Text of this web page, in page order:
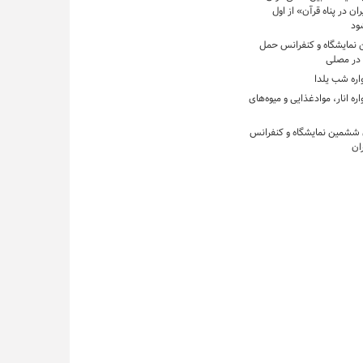
در پناه قرآن» از اول
نمایشگاه و کنفرانس حمل‌
در مصلی
شب یلدا
انار، موادغذایی و میوه‌های
نمایشگاه و کنفرانس